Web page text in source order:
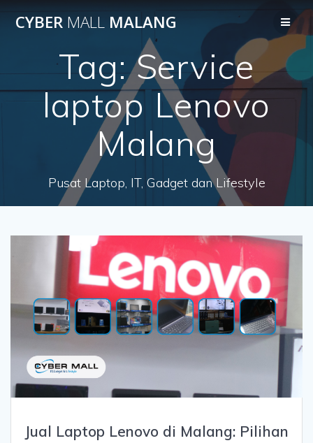
to
content
CYBER MALL MALANG
Tag:Service
laptop Lenovo
Malang
Pusat Laptop, IT, Gadget dan Lifestyle
Jual Laptop Lenovo di Malang: Pilihan